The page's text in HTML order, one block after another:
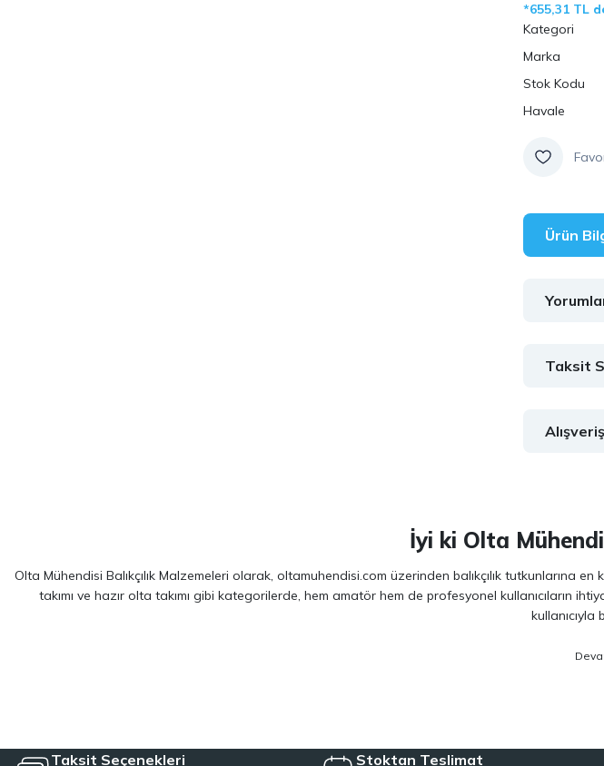
*655,31 TL
Kategori
Marka
Stok Kodu
Havale
Ürün
Taksit
İyi ki Olta
Olta Mühendisi Balıkçılık Malzemeleri olarak, oltamuhendisi.com üzerinden balıkçılık tutkunlarına
takımı ve hazır olta takımı gibi kategorilerde, hem amatör hem de profesyonel kullanıcıların
kullanıcıyla
Shimano, Daiwa, Hanfish, Fujin ve
çözümler sağlayan hazır olta takımı seçeneklerimizle, herkesin kolayca bu hobiye
Taksit Seçenekleri Stoktan Teslimat